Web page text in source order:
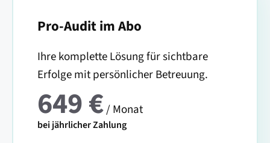
Pro-Audit im Abo
Ihre komplette Lösung für sichtbare
Erfolge mit persönlicher Betreuung.
649 €/ Monat
bei jährlicher Zahlung